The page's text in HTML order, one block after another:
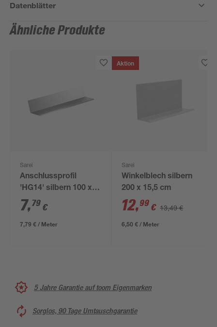
Datenblätter
Ähnliche Produkte
Sarei
Anschlussprofil
'HG14' silbern 100 x
7,35 cm
7,79 €
7,79 € / Meter
Aktion
Sarei
Winkelblech silbern
200 x 15,5 cm
12,99 € 13,49 €
6,50 € / Meter
5 Jahre Garantie auf toom Eigenmarken
Sorglos, 90 Tage Umtauschgarantie